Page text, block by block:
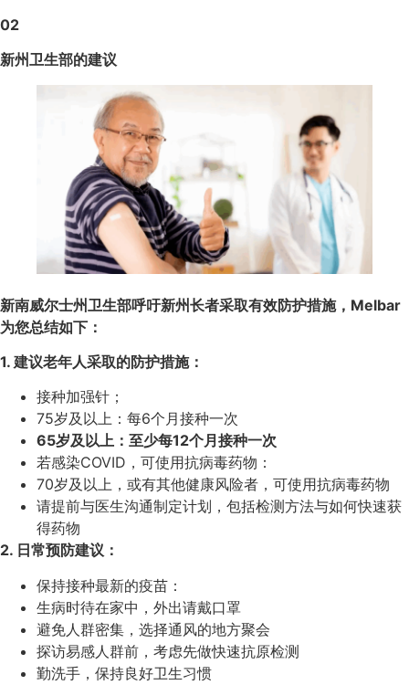
02
新州卫生部的建议
新南威尔士州卫生部呼吁新州长者采取有效防护措施，Melbar
为您总结如下：
1. 建议老年人采取的防护措施：
接种加强针；
75岁及以上：每6个月接种一次
65岁及以上：至少每12个月接种一次
若感染COVID，可使用抗病毒药物：
70岁及以上，或有其他健康风险者，可使用抗病毒药物
请提前与医生沟通制定计划，包括检测方法与如何快速获
得药物
2. 日常预防建议：
保持接种最新的疫苗：
生病时待在家中，外出请戴口罩
避免人群密集，选择通风的地方聚会
探访易感人群前，考虑先做快速抗原检测
勤洗手，保持良好卫生习惯